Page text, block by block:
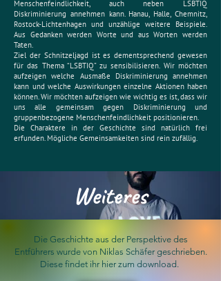
Menschenfeindlichkeit, auch neben LSBTIQ
Diskriminierung annehmen kann. Hanau, Halle, Chemnitz,
Rostock-Lichtenhagen und unzählige weitere Beispiele.
Aus Gedanken werden Worte und aus Worten werden
Taten.
Ziel der Schnitzeljagd ist es dementsprechend gewesen
für das Thema “LSBTIQ” zu sensibilisieren. Wir möchten
aufzeigen welche Ausmaße Diskriminierung annehmen
kann und welche Auswirkungen einzelne Aktionen haben
können. Wir möchten aufzeigen wie wichtig es ist, dass wir
uns alle gemeinsam gegen Diskriminierung und
gruppenbezogene Menschenfeindlichkeit positionieren.
Die Charaktere in der Geschichte sind natürlich frei
erfunden. Mögliche Gemeinsamkeiten sind rein zufällig.
Weiteres
Die Geschichte aus der Perspektive des
Entführers wurde von Niklas Schäfer geschrieben.
Diese findet ihr hier zum download.